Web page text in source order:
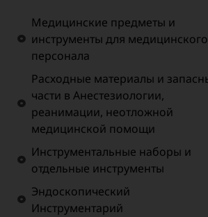
Медицинские предметы и
инструменты для медицинского
персонала
Расходные материалы и
части в Анестезиологии,
реанимации, неотложной
медицинской помощи
Инструментальные наборы и
отдельные инструменты
Эндоскопический
Инструментарий